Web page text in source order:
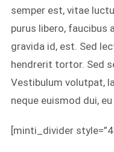
semper est, vitae
purus libero, faucibus
gravida id, est. Sed
hendrerit tortor. Sed
Vestibulum volutpat,
neque euismod dui,
[minti_divider